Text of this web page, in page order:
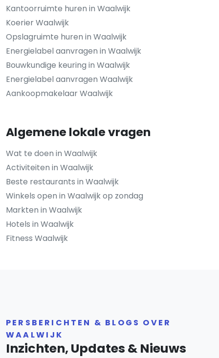
Kantoorruimte huren in Waalwijk
Koerier Waalwijk
Opslagruimte huren in Waalwijk
Energielabel aanvragen in Waalwijk
Bouwkundige keuring in Waalwijk
Energielabel aanvragen Waalwijk
Aankoopmakelaar Waalwijk
Algemene lokale vragen
Wat te doen in Waalwijk
Activiteiten in Waalwijk
Beste restaurants in Waalwijk
Winkels open in Waalwijk op zondag
Markten in Waalwijk
Hotels in Waalwijk
Fitness Waalwijk
PERSBERICHTEN & BLOGS OVER
WAALWIJK
Inzichten, Updates & Nieuws